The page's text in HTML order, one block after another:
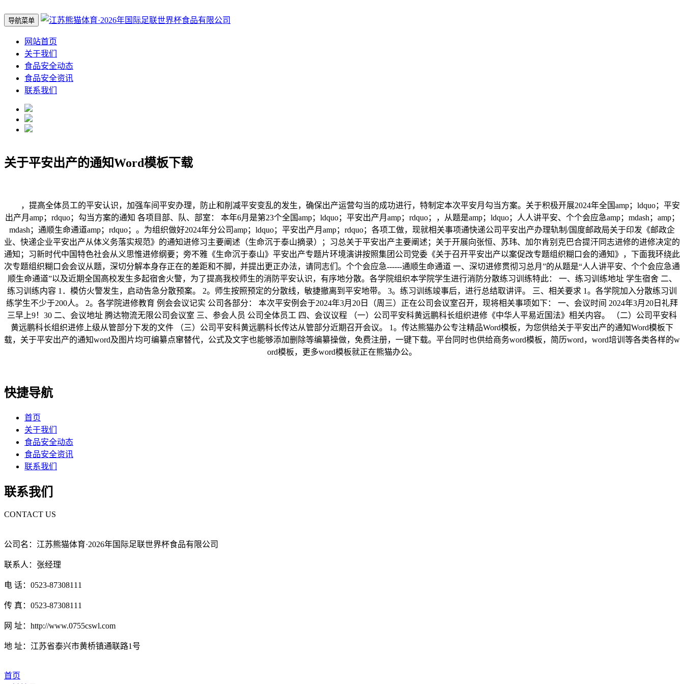
导航菜单
网站首页
关于我们
食品安全动态
食品安全资讯
联系我们
关于平安出产的通知Word模板下载
，提高全体员工的平安认识，加强车间平安办理，防止和削减平安变乱的发生，确保出产运营勾当的成功进行，特制定本次平安月勾当方案。关于积极开展2024年全国amp；ldquo；平安
出产月amp；rdquo；勾当方案的通知 各项目部、队、部室： 本年6月是第23个全国amp；ldquo；平安出产月amp；rdquo；，从题是amp；ldquo；人人讲平安、个个会应急amp；mdash；amp；
mdash；通顺生命通道amp；rdquo；。为组织做好2024年分公司amp；ldquo；平安出产月amp；rdquo；各项工做，现就相关事项通快递公司平安出产办理轨制/国度邮政局关于印发《邮政企
业、快递企业平安出产从体义务落实规范》的通知进修习主要阐述（生命沉于泰山摘录）；习总关于平安出产主要阐述；关于开展向张恒、苏玮、加尔肯别克巴合提汗同志进修的进修决定的
通知；习新时代中国特色社会从义思惟进修纲要；旁不雅《生命沉于泰山》平安出产专题片环境演讲按照集团公司党委《关于召开平安出产以案促改专题组织糊口会的通知》，下面我环绕此
次专题组织糊口会会议从题，深切分解本身存正在的差距和不脚，并提出更正办法，请同志们。个个会应急------通顺生命通道 一、深切进修贯彻习总月”的从题是“人人讲平安、个个会应急通
顺生命通道”以及近期全国高校发生多起宿舍火警，为了提高我校师生的消防平安认识，有序地分散。各学院组织本学院学生进行消防分散练习训练特此： 一、练习训练地址 学生宿舍 二、
练习训练内容 1．模仿火警发生，启动告急分散预案。 2。师生按照预定的分散线，敏捷撤离到平安地带。 3。练习训练竣事后，进行总结取讲评。 三、相关要求 1。各学院加入分散练习训
练学生不少于200人。 2。各学院进修教育 例会会议记实 公司各部分： 本次平安例会于2024年3月20日（周三）正在公司会议室召开，现将相关事项如下： 一、会议时间 2024年3月20日礼拜
三早上9！30 二、会议地址 腾达物流无限公司会议室 三、参会人员 公司全体员工 四、会议议程 （一）公司平安科黄远鹏科长组织进修《中华人平易近国法》相关内容。 （二）公司平安科
黄远鹏科长组织进修上级从管部分下发的文件 （三）公司平安科黄远鹏科长传达从管部分近期召开会议。 1。传达熊猫办公专注精品Word模板，为您供给关于平安出产的通知Word模板下
载，关于平安出产的通知word及图片均可编纂点窜替代，公式及文字也能够添加删除等编纂操做，免费注册，一键下载。平台同时也供给商务word模板，简历word，word培训等各类各样的w
ord模板，更多word模板就正在熊猫办公。
快捷导航
首页
关于我们
食品安全动态
食品安全资讯
联系我们
联系我们
CONTACT US
公司名：江苏熊猫体育·2026年国际足联世界杯食品有限公司
联系人：张经理
电 话：0523-87308111
传 真：0523-87308111
网 址：http://www.0755cswl.com
地 址：江苏省泰兴市黄桥镇通联路1号
首页